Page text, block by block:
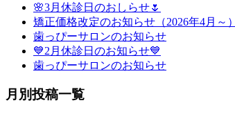
🌸3月休診日のおしらせ🌷
矯正価格改定のお知らせ（2026年4月～）
歯っぴーサロンのお知らせ
💙2月休診日のお知らせ💙
歯っぴーサロンのお知らせ
月別投稿一覧